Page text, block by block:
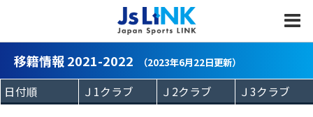
移籍情報 2021-2022 （2023年6月22日更新）